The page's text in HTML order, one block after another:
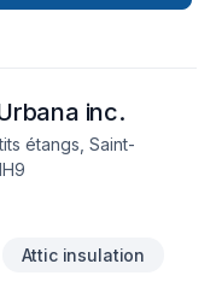
plaisir de vous
inc.
étangs, Saint-
Attic insulation